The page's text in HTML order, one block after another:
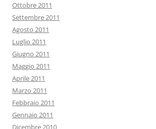
Ottobre 2011
Settembre 2011
Agosto 2011
Luglio 2011
Giugno 2011
Maggio 2011
Aprile 2011
Marzo 2011
Febbraio 2011
Gennaio 2011